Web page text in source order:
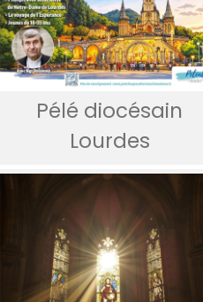
Pélé diocésain
Lourdes